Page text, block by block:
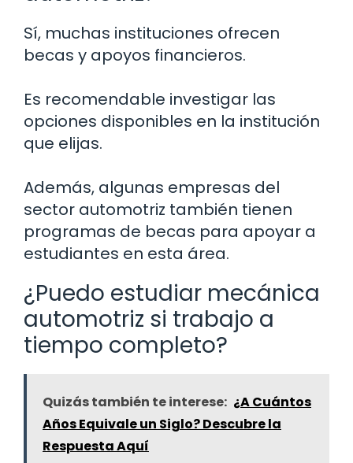
Sí, muchas instituciones ofrecen
becas y apoyos financieros.
Es recomendable investigar las
opciones disponibles en la institución
que elijas.
Además, algunas empresas del
sector automotriz también tienen
programas de becas para apoyar a
estudiantes en esta área.
¿Puedo estudiar mecánica
automotriz si trabajo a
tiempo completo?
Quizás también te interese: ¿A Cuántos
Años Equivale un Siglo? Descubre la
Respuesta Aquí